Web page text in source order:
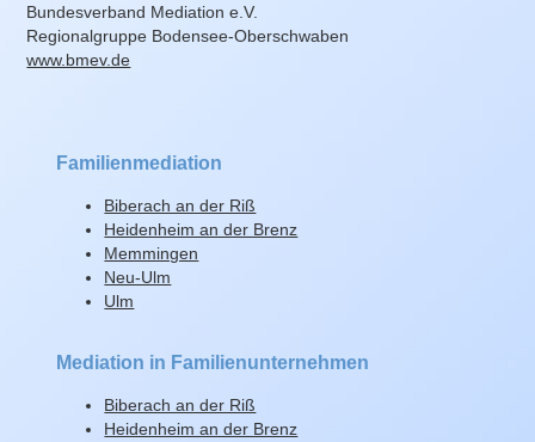
Bundesverband Mediation e.V.
Regionalgruppe Bodensee-Oberschwaben
www.bmev.de
Familienmediation
Biberach an der Riß
Heidenheim an der Brenz
Memmingen
Neu-Ulm
Ulm
Mediation in Familienunternehmen
Biberach an der Riß
Heidenheim an der Brenz